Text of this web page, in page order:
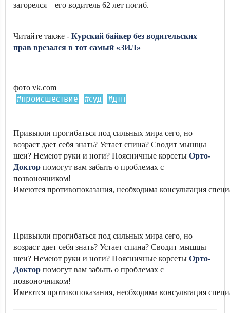
загорелся – его водитель 62 лет погиб.
Читайте также - Курский байкер без водительских
прав врезался в тот самый «ЗИЛ»
фото vk.com
#происшествие #суд #дтп
Привыкли прогибаться под сильных мира сего, но
возраст дает себя знать? Устает спина? Сводит мышцы
шеи? Немеют руки и ноги? Поясничные корсеты Орто-
Доктор помогут вам забыть о проблемах с
позвоночником!
Имеются противопоказания, необходима консультация
Привыкли прогибаться под сильных мира сего, но
возраст дает себя знать? Устает спина? Сводит мышцы
шеи? Немеют руки и ноги? Поясничные корсеты Орто-
Доктор помогут вам забыть о проблемах с
позвоночником!
Имеются противопоказания, необходима консультация